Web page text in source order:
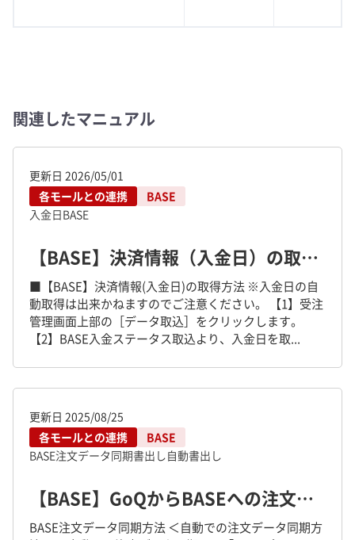
関連したマニュアル
更新日 2026/05/01
各モールとの連携
BASE
入金日BASE
【BASE】決済情報（入金日）の取得方法
■【BASE】決済情報(入金日)の取得方法 ※入金日の自
動取得は出来かねますのでご注意ください。 【1】受注
管理画面上部の［データ取込］をクリックします。
【2】BASE入金ステータス取込より、入金日を取...
更新日 2025/08/25
各モールとの連携
BASE
BASE注文データ同期書出し自動書出し
【BASE】GoQからBASEへの注文データ同期方法
BASE注文データ同期方法 ＜自動での注文データ同期方